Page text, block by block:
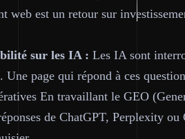
web est un retour sur
sur les IA : Les IA sont
Une page qui répond à ces
En travaillant le GEO
de ChatGPT, Perplexity